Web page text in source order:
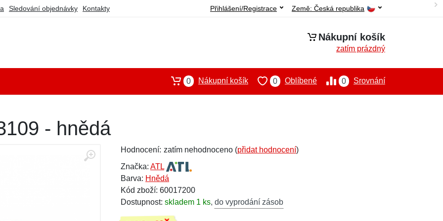
Sledování objednávky Kontakty Země: Česká republika
Přihlášení/Registrace
Nákupní košík
zatím prázdný
0 Srovnání
0 Oblíbené
0 Nákupní košík
- hnědá
Hodnocení: zatím nehodnoceno (přidat hodnocení)
Značka: ATL
Barva: Hnědá
Kód zboží: 60017200
Dostupnost: skladem 1 ks, do vyprodání zásob